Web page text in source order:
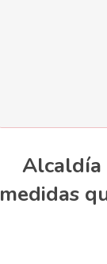
Alcaldía
medidas